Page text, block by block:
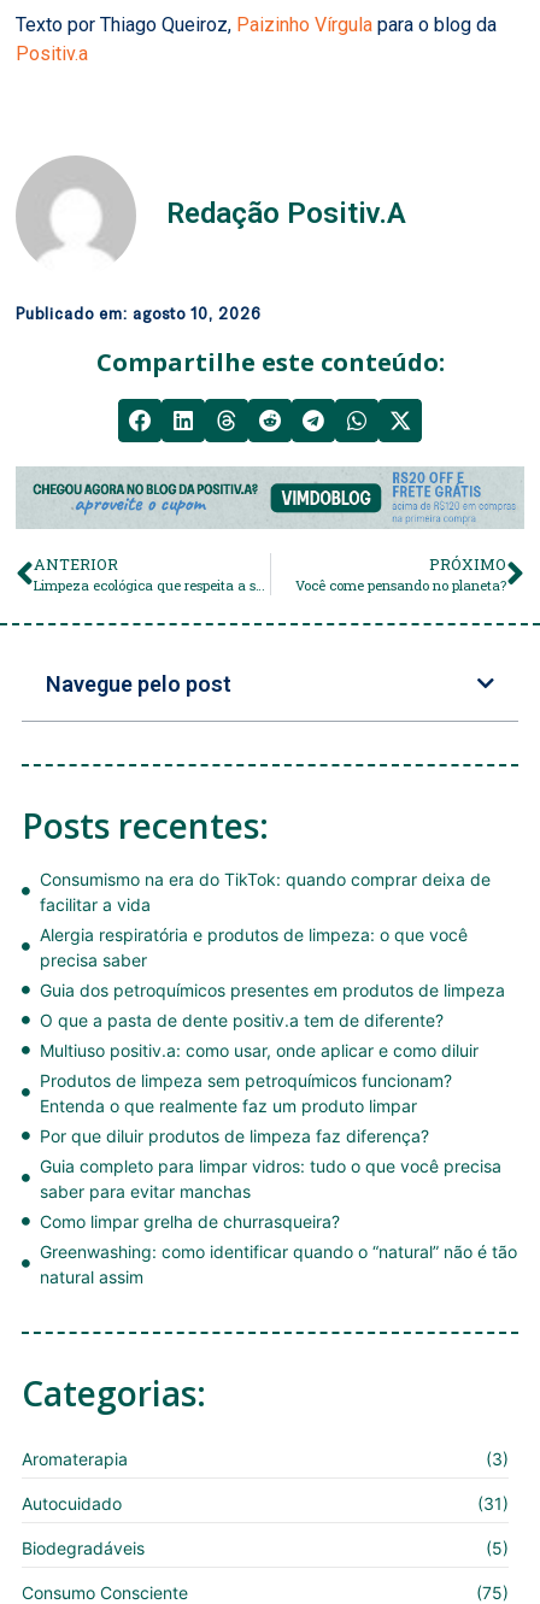
Texto por Thiago Queiroz, Paizinho Vírgula para o blog da
Positiv.a
Redação Positiv.A
Publicado em:agosto 10, 2026
Compartilhe este conteúdo:
ANTERIOR
Limpeza ecológica que respeita a saúde de seu bebê!
PRÓXIMO
Você come pensando no planeta?
Navegue pelo post
Posts recentes:
Consumismo na era do TikTok: quando comprar deixa de
facilitar a vida
Alergia respiratória e produtos de limpeza: o que você
precisa saber
Guia dos petroquímicos presentes em produtos de limpeza
O que a pasta de dente positiv.a tem de diferente?
Multiuso positiv.a: como usar, onde aplicar e como diluir
Produtos de limpeza sem petroquímicos funcionam?
Entenda o que realmente faz um produto limpar
Por que diluir produtos de limpeza faz diferença?
Guia completo para limpar vidros: tudo o que você precisa
saber para evitar manchas
Como limpar grelha de churrasqueira?
Greenwashing: como identificar quando o “natural” não é tão
natural assim
Categorias:
Aromaterapia (3)
Autocuidado (31)
Biodegradáveis (5)
Consumo Consciente (75)